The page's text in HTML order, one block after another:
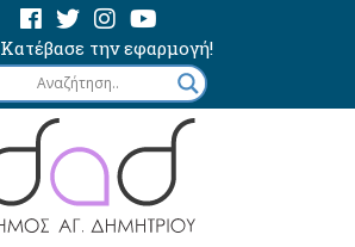
Κατέβασε την εφαρμογή!